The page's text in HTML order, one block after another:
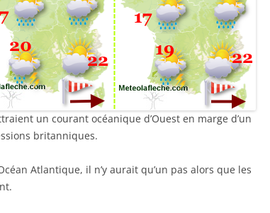
un courant océanique d’Ouest en marge d’un
britanniques.
Atlantique, il n’y aurait qu’un pas alors que les